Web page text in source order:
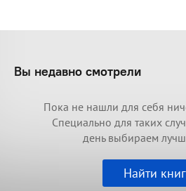
Вы недавно смотрели
Пока не нашли для себя
Специально для таких
день выбираем
Найти